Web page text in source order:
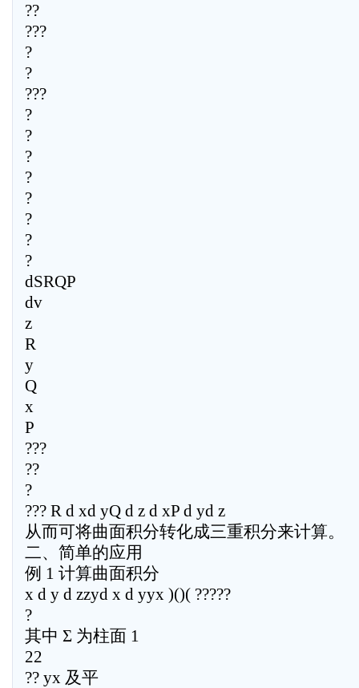
??
???
?
?
???
?
?
?
?
?
?
?
?
dSRQP
dv
z
R
y
Q
x
P
???
??
?
??? R d xd yQ d z d xP d yd z
从而可将曲面积分转化成三重积分来计算。
二、简单的应用
例 1 计算曲面积分
x d y d zzyd x d yyx )()( ?????
?
其中 Σ 为柱面 1
22
?? yx 及平